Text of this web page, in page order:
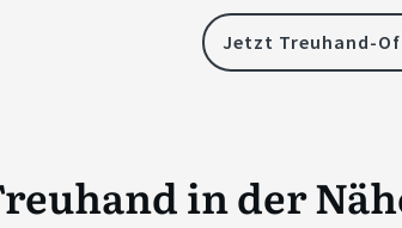
Jetzt Treuhand-
in der